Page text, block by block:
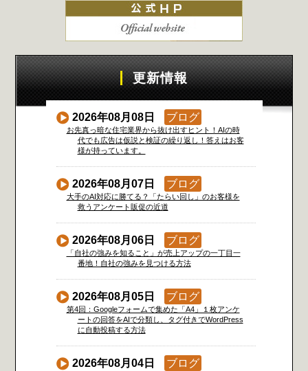
更新情報
2026年08月08日 ブログ
お先真っ暗な住宅業界から抜け出すヒント！AIの時
代でも広告は仮説と検証の繰り返し！答えはお客
様が持っています。
2026年08月07日 ブログ
大手のAI対応に勝てる？「たらい回し」のお客様を
救うアンケート販促の近道
2026年08月06日 ブログ
「自社の強みを知ること」が売上アップの一丁目一
番地！自社の強みを見つける方法
2026年08月05日 ブログ
第4回：Googleフォームで集めた「A4」１枚アンケ
ートの回答をAIで分類し、タグ付きでWordPress
に自動投稿する方法
2026年08月04日 ブログ